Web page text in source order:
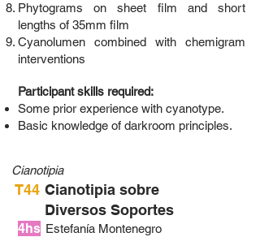
Phytograms on sheet film and short
lengths of 35mm film
Cyanolumen combined with chemigram
interventions
Participant skills required:
Some prior experience with cyanotype.
Basic knowledge of darkroom principles.
Cianotipia
T44 Cianotipia sobre
Diversos Soportes
4hs Estefanía Montenegro